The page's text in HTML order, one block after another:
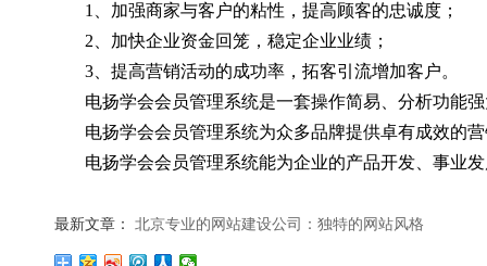
1、加强商家与客户的粘性，提高顾客的忠诚度；
2、加快企业资金回笼，稳定企业业绩；
3、提高营销活动的成功率，拓客引流增加客户。
电扬学会会员管理系统是一套操作简易、分析功能
电扬学会会员管理系统为众多品牌提供卓有成效的
电扬学会会员管理系统能为企业的产品开发、事业
最新文章： 北京专业的网站建设公司：独特的网站风格